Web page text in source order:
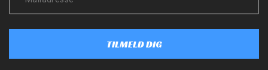
TILMELD DIG